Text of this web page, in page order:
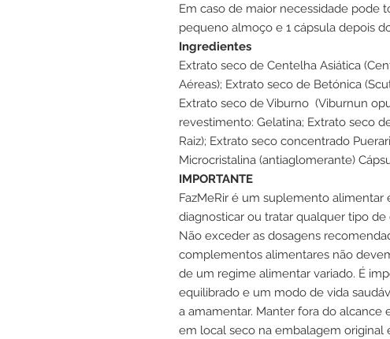
Em caso de maior necessidade pode
pequeno almoço e 1 cápsula depois
Ingredientes
Extrato seco de Centelha Asiática
Aéreas); Extrato seco de Betónica
Extrato seco de Viburno (Viburnun
revestimento: Gelatina; Extrato seco
Raiz); Extrato seco concentrado
Microcristalina (antiaglomerante)
IMPORTANTE
FazMeRir é um suplemento
diagnosticar ou tratar qualquer tipo de
Não exceder as dosagens
complementos alimentares não
de um regime alimentar variado. É
equilibrado e um modo de vida
a amamentar. Manter fora do alcance
em local seco na embalagem original